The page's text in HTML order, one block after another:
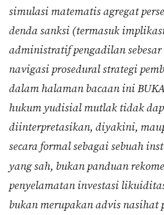
simulasi matematis agregat
denda sanksi (termasuk
administratif pengadilan
navigasi prosedural strategi
dalam halaman bacaan ini
hukum yudisial mutlak tidak
diinterpretasikan, diyakini,
secara formal sebagai sebuah
yang sah, bukan panduan
penyelamatan investasi
bukan merupakan advis nasihat